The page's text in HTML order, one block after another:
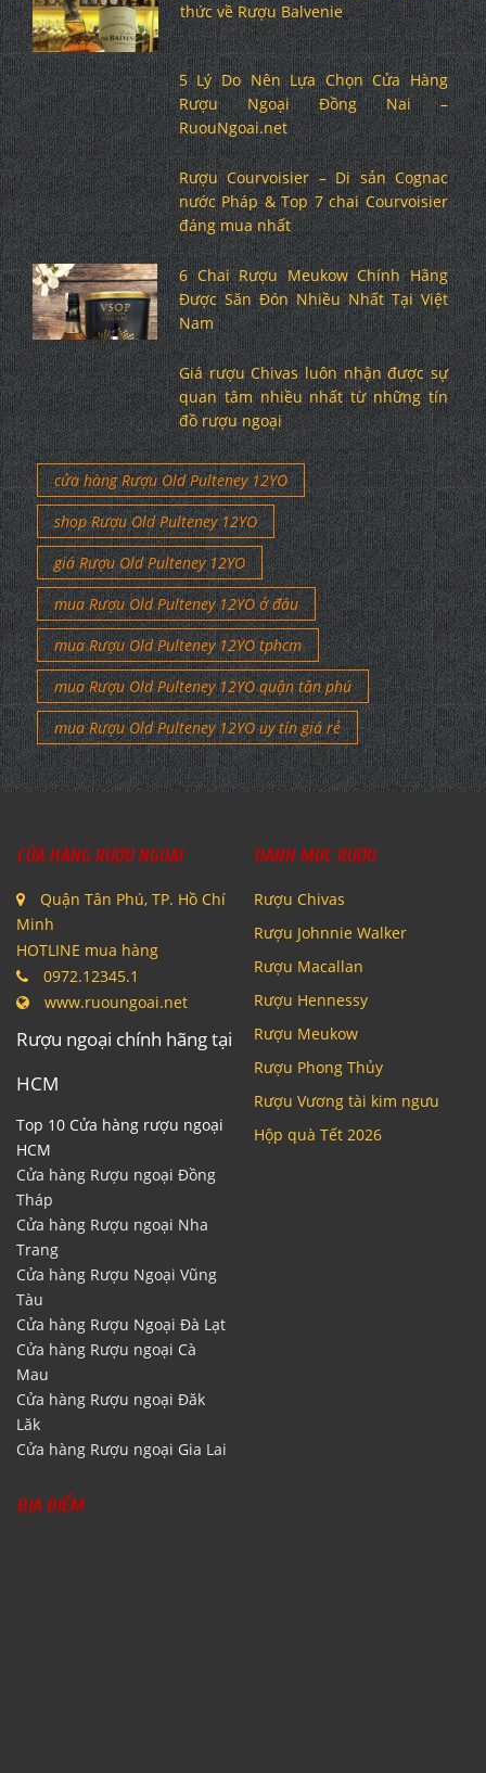
thức về Rượu Balvenie
5 Lý Do Nên Lựa Chọn Cửa Hàng
Rượu Ngoại Đồng Nai –
RuouNgoai.net
Rượu Courvoisier – Di sản Cognac
nước Pháp & Top 7 chai Courvoisier
đáng mua nhất
6 Chai Rượu Meukow Chính Hãng
Được Săn Đón Nhiều Nhất Tại Việt
Nam
Giá rượu Chivas luôn nhận được sự
quan tâm nhiều nhất từ những tín
đồ rượu ngoại
cửa hàng Rượu Old Pulteney 12YO
shop Rượu Old Pulteney 12YO
giá Rượu Old Pulteney 12YO
mua Rượu Old Pulteney 12YO ở đâu
mua Rượu Old Pulteney 12YO tphcm
mua Rượu Old Pulteney 12YO quận tân phú
mua Rượu Old Pulteney 12YO uy tín giá rẻ
CỬA HÀNG RƯỢU NGOẠI
Quận Tân Phú, TP. Hồ Chí
Minh
HOTLINE mua hàng
0972.12345.1
www.ruoungoai.net
Rượu ngoại chính hãng tại
HCM
Top 10 Cửa hàng rượu ngoại
HCM
Cửa hàng Rượu ngoại Đồng
Tháp
Cửa hàng Rượu ngoại Nha
Trang
Cửa hàng Rượu Ngoại Vũng
Tàu
Cửa hàng Rượu Ngoại Đà Lạt
Cửa hàng Rượu ngoại Cà
Mau
Cửa hàng Rượu ngoại Đăk
Lăk
Cửa hàng Rượu ngoại Gia Lai
DANH MỤC RƯỢU
Rượu Chivas
Rượu Johnnie Walker
Rượu Macallan
Rượu Hennessy
Rượu Meukow
Rượu Phong Thủy
Rượu Vương tài kim ngưu
Hộp quà Tết 2026
ĐỊA ĐIỂM